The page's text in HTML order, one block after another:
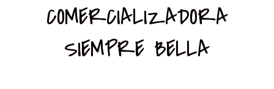
COMERCIALIZADORA
SIEMPRE BELLA